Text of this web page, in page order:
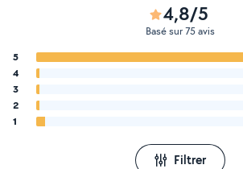
4,8/5
Basé sur 75 avis
5
4
3
2
1
Filtrer